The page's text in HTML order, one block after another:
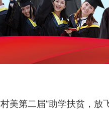
美第二届“助学扶贫，